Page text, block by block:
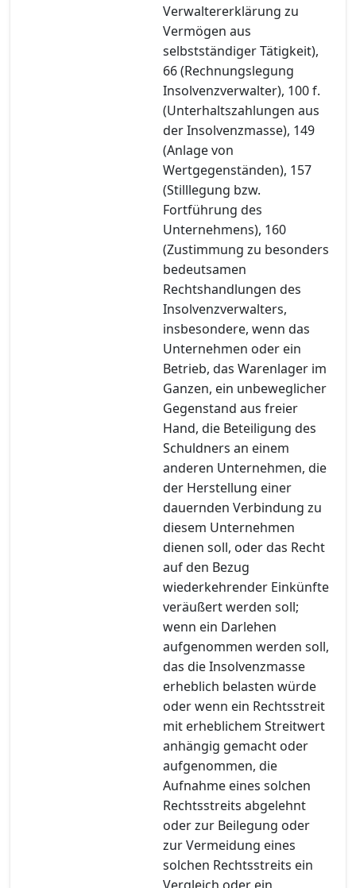
Verwaltererklärung zu
Vermögen aus
selbstständiger Tätigkeit),
66 (Rechnungslegung
Insolvenzverwalter), 100 f.
(Unterhaltszahlungen aus
der Insolvenzmasse), 149
(Anlage von
Wertgegenständen), 157
(Stilllegung bzw.
Fortführung des
Unternehmens), 160
(Zustimmung zu besonders
bedeutsamen
Rechtshandlungen des
Insolvenzverwalters,
insbesondere, wenn das
Unternehmen oder ein
Betrieb, das Warenlager im
Ganzen, ein unbeweglicher
Gegenstand aus freier
Hand, die Beteiligung des
Schuldners an einem
anderen Unternehmen, die
der Herstellung einer
dauernden Verbindung zu
diesem Unternehmen
dienen soll, oder das Recht
auf den Bezug
wiederkehrender Einkünfte
veräußert werden soll;
wenn ein Darlehen
aufgenommen werden soll,
das die Insolvenzmasse
erheblich belasten würde
oder wenn ein Rechtsstreit
mit erheblichem Streitwert
anhängig gemacht oder
aufgenommen, die
Aufnahme eines solchen
Rechtsstreits abgelehnt
oder zur Beilegung oder
zur Vermeidung eines
solchen Rechtsstreits ein
Vergleich oder ein